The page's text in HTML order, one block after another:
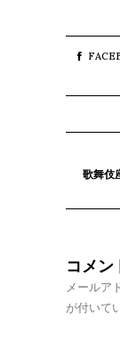
歌舞伎
コメン
メールア
が付いて